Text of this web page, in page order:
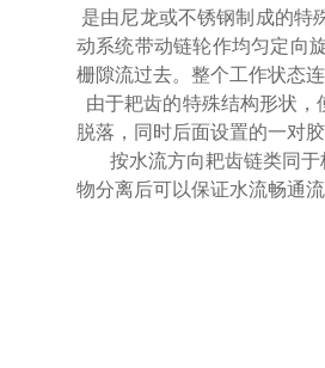
是由尼龙或不锈钢制成的特
动系统带动链轮作均匀定向
栅隙流过去。整个工作状态
由于耙齿的特殊结构形状
脱落，同时后面设置的一对
按水流方向耙齿链类同
物分离后可以保证水流畅通